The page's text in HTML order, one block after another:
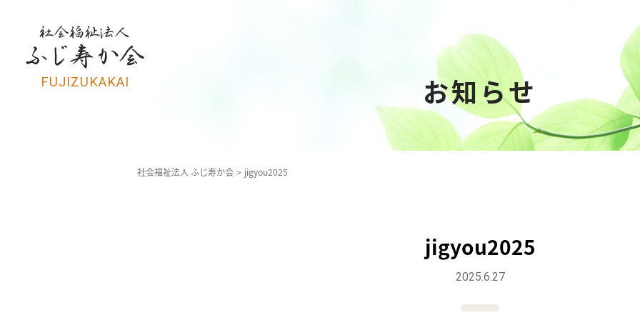
FUJIZUKAKAI お知らせ
社会福祉法人 ふじ寿か会 jigyou2025
jigyou2025
2025.6.27